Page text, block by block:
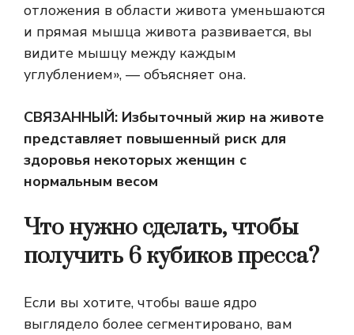
отложения в области живота уменьшаются
и прямая мышца живота развивается, вы
видите мышцу между каждым
углублением», — объясняет она.
СВЯЗАННЫЙ: Избыточный жир на животе
представляет повышенный риск для
здоровья некоторых женщин с
нормальным весом
Что нужно сделать, чтобы
получить 6 кубиков пресса?
Если вы хотите, чтобы ваше ядро ​​
выглядело более сегментировано, вам